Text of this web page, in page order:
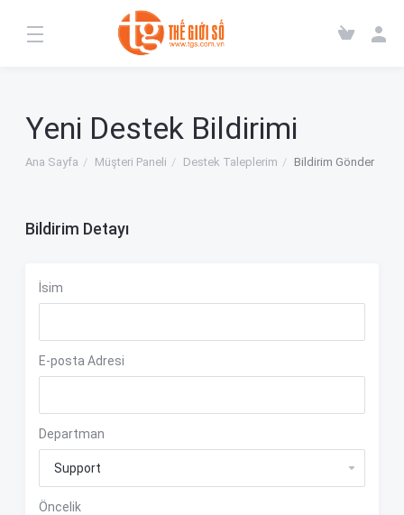
Yeni Destek Bildirimi
Ana Sayfa Müşteri Paneli Destek Taleplerim Bildirim Gönder
Bildirim Detayı
İsim
E-posta Adresi
Departman
Öncelik